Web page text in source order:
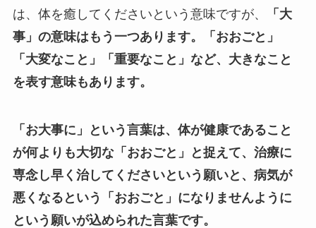
は、体を癒してくださいという意味ですが、
「大
事」の意味はもう一つあります。「おおごと」
「大変なこと」「重要なこと」など、大きなこと
を表す意味もあります。
「お大事に」という言葉は、体が健康であること
が何よりも大切な「おおごと」と捉えて、治療に
専念し早く治してくださいという願いと、病気が
悪くなるという「おおごと」になりませんように
という願いが込められた言葉です。